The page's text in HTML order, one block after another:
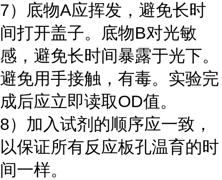
7）底物A应挥发，避免长时
间打开盖子。底物B对光敏
感，避免长时间暴露于光下。
避免用手接触，有毒。实验完
成后应立即读取OD值。
8）加入试剂的顺序应一致，
以保证所有反应板孔温育的时
间一样。